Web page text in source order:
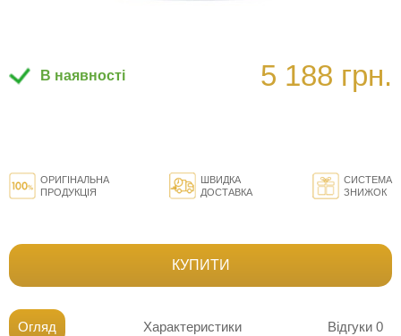
В наявності 5 188 грн.
ОРИГІНАЛЬНА
ПРОДУКЦІЯ
ШВИДКА
ДОСТАВКА
СИСТЕМА
ЗНИЖОК
КУПИТИ
Огляд Характеристики Відгуки 0